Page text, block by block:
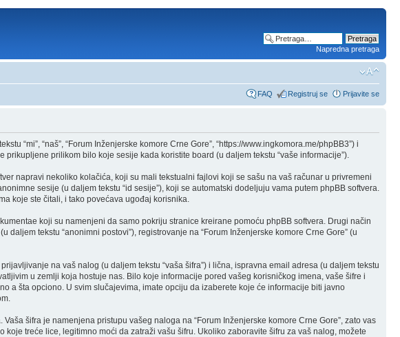
Napredna pretraga
FAQ Registruj se Prijavite se
“mi”, “naš”, “Forum Inženjerske komore Crne Gore”, “https://www.ingkomora.me/phpBB3”) i
prikupljene prilikom bilo koje sesije kada koristite board (u daljem tekstu “vaše informacije”).
napravi nekoliko kolačića, koji su mali tekstualni fajlovi koji se sašu na vaš računar u privremeni
sesije (u daljem tekstu “id sesije”), koji se automatski dodeljuju vama putem phpBB softvera.
koje ste čitali, i tako povećava ugođaj korisnika.
koji su namenjeni da samo pokriju stranice kreirane pomoću phpBB softvera. Drugi način
tekstu “anonimni postovi”), registrovanje na “Forum Inženjerske komore Crne Gore” (u
na vaš nalog (u daljem tekstu “vaša šifra”) i lična, ispravna email adresa (u daljem tekstu
u zemlji koja hostuje nas. Bilo koje informacije pored vašeg korisničkog imena, vaše šifre i
a šta opciono. U svim slučajevima, imate opciju da izaberete koje će informacije biti javno
šifra je namenjena pristupu vašeg naloga na “Forum Inženjerske komore Crne Gore”, zato vas
treće lice, legitimno moći da zatraži vašu šifru. Ukoliko zaboravite šifru za vaš nalog, možete